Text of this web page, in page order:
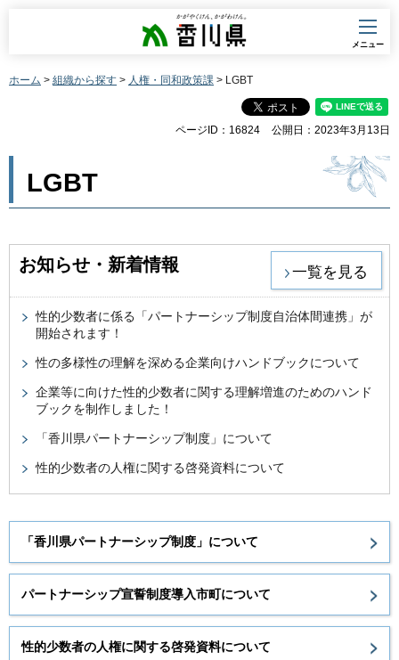
香川県
メニュー
ホーム > 組織から探す > 人権・同和政策課 > LGBT
ページID：16824 公開日：2023年3月13日
LGBT
お知らせ・新着情報 一覧を見る
性的少数者に係る「パートナーシップ制度自治体間連携」が
開始されます！
性の多様性の理解を深める企業向けハンドブックについて
企業等に向けた性的少数者に関する理解増進のためのハンド
ブックを制作しました！
「香川県パートナーシップ制度」について
性的少数者の人権に関する啓発資料について
「香川県パートナーシップ制度」について
パートナーシップ宣誓制度導入市町について
性的少数者の人権に関する啓発資料について